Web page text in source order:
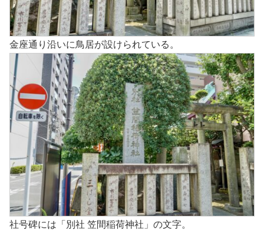
金座通り沿いに鳥居が設けられている。
社号碑には「別社 笠間稲荷神社」の文字。